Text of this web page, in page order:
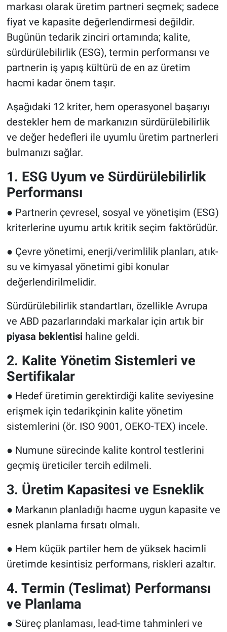
markası olarak üretim partneri seçmek; sadece
fiyat ve kapasite değerlendirmesi değildir.
Bugünün tedarik zinciri ortamında; kalite,
sürdürülebilirlik (ESG), termin performansı ve
partnerin iş yapış kültürü de en az üretim
hacmi kadar önem taşır.
Aşağıdaki 12 kriter, hem operasyonel başarıyı
destekler hem de markanızın sürdürülebilirlik
ve değer hedefleri ile uyumlu üretim partnerleri
bulmanızı sağlar.
1. ESG Uyum ve Sürdürülebilirlik
Performansı
● Partnerin çevresel, sosyal ve yönetişim (ESG)
kriterlerine uyumu artık kritik seçim faktörüdür.
● Çevre yönetimi, enerji/verimlilik planları, atık-
su ve kimyasal yönetimi gibi konular
değerlendirilmelidir.
Sürdürülebilirlik standartları, özellikle Avrupa
ve ABD pazarlarındaki markalar için artık bir
piyasa beklentisihaline geldi.
2. Kalite Yönetim Sistemleri ve
Sertifikalar
● Hedef üretimin gerektirdiği kalite seviyesine
erişmek için tedarikçinin kalite yönetim
sistemlerini (ör. ISO 9001, OEKO-TEX) incele.
● Numune sürecinde kalite kontrol testlerini
geçmiş üreticiler tercih edilmeli.
3. Üretim Kapasitesi ve Esneklik
● Markanın planladığı hacme uygun kapasite ve
esnek planlama fırsatı olmalı.
● Hem küçük partiler hem de yüksek hacimli
üretimde kesintisiz performans, riskleri azaltır.
4. Termin (Teslimat) Performansı
ve Planlama
● Süreç planlaması, lead-time tahminleri ve
Magazin
Bilim ve Teknoloji